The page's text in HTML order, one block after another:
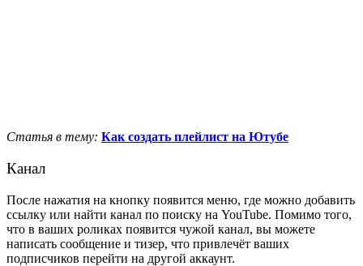
Статья в тему: Как создать плейлист на Ютубе
Канал
После нажатия на кнопку появится меню, где можно добавить
ссылку или найти канал по поиску на YouTube. Помимо того,
что в ваших роликах появится чужой канал, вы можете
написать сообщение и тизер, что привлечёт ваших
подписчиков перейти на другой аккаунт.